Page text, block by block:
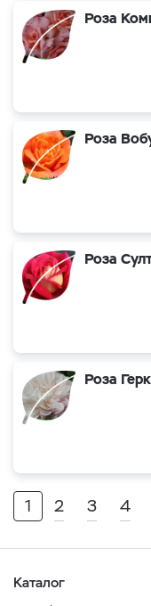
Роза
Роза
Роза
Роза
1 2 3 4
Каталог